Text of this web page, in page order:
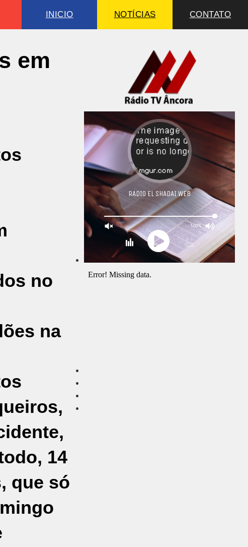
INICIO NOTÍCIAS CONTATO
em
no
na
14
que só